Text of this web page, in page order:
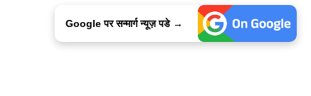
Google पर सन्मार्ग न्यूज़ पडे →